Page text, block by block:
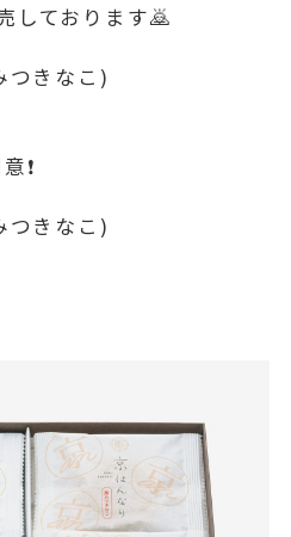
しております🙇
つきなこ)
❗️
つきなこ)